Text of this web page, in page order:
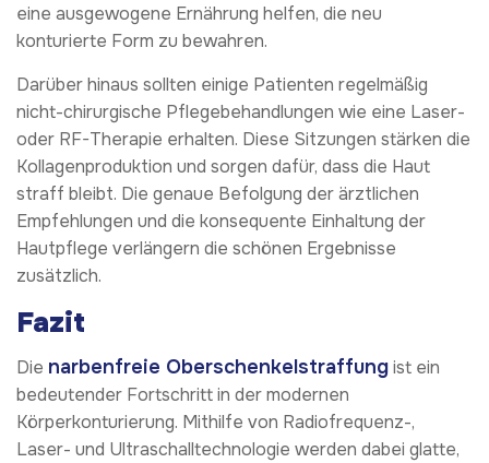
eine ausgewogene Ernährung helfen, die neu
konturierte Form zu bewahren.
Darüber hinaus sollten einige Patienten regelmäßig
nicht-chirurgische Pflegebehandlungen wie eine Laser-
oder RF-Therapie erhalten. Diese Sitzungen stärken die
Kollagenproduktion und sorgen dafür, dass die Haut
straff bleibt. Die genaue Befolgung der ärztlichen
Empfehlungen und die konsequente Einhaltung der
Hautpflege verlängern die schönen Ergebnisse
zusätzlich.
Fazit
Die narbenfreie Oberschenkelstraffungist ein
bedeutender Fortschritt in der modernen
Körperkonturierung. Mithilfe von Radiofrequenz-,
Laser- und Ultraschalltechnologie werden dabei glatte,